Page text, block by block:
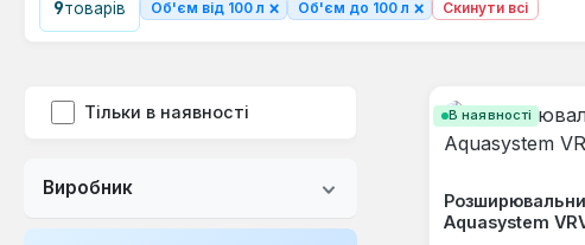
9товарів Об'єм від 100 л × Об'єм до 100 л × Скинути всі
Тільки в наявності
Виробник
В наявності
Aquasystem